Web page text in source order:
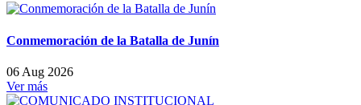
Conmemoración de la Batalla de Junín
06 Aug 2026
Ver más